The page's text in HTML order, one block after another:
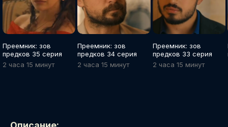
Преемник: зов
предков 35 серия
2 часа 15 минут
Преемник: зов
предков 34 серия
2 часа 15 минут
Преемник: зов
предков 33 серия
2 часа 15 минут